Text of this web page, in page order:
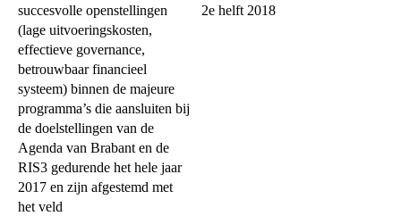
succesvolle openstellingen
(lage uitvoeringskosten,
effectieve governance,
betrouwbaar financieel
systeem) binnen de majeure
programma’s die aansluiten bij
de doelstellingen van de
Agenda van Brabant en de
RIS3 gedurende het hele jaar
2017 en zijn afgestemd met
het veld
2e helft 2018